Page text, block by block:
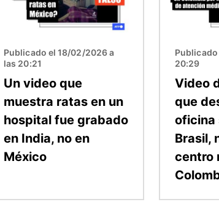
Publicado el 18/02/2026 a
las 20:21
Un video que
muestra ratas en un
hospital fue grabado
en India, no en
México
20:29
Video
que
oficina
Brasil,
centro